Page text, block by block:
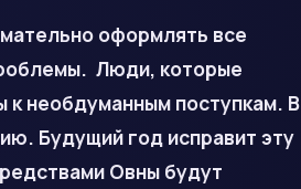
оформлять все
Люди, которые
к необдуманным поступкам. В
Будущий год исправит эту
Овны будут